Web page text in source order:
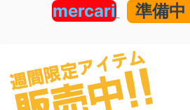
mercari 準備中